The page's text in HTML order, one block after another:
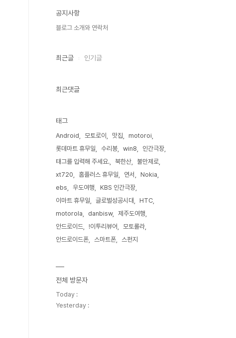
공지사항
블로그 소개와 연락처
최근글 인기글
최근댓글
태그
Android 모토로이 맛집
motoroi
롯데마트 휴무일
수리봉 win8
인간극장
태그를 입력해 주세요.
북한산
불만제로
xt720
홈플러스 휴무일 연서
Nokia
ebs
우도여행
KBS 인간극장
이마트 휴무일
글로벌성공시대
HTC
motorola
danbisw
제주도여행
안드로이드
!이투리뷰어
모토롤라
안드로이드폰
스마트폰 스펀지
전체 방문자
Today :
Yesterday :